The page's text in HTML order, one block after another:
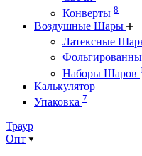
Конверты 8
Воздушные Шары
Латексные
Наборы Шаров
Калькулятор
Упаковка 7
Траур
Опт